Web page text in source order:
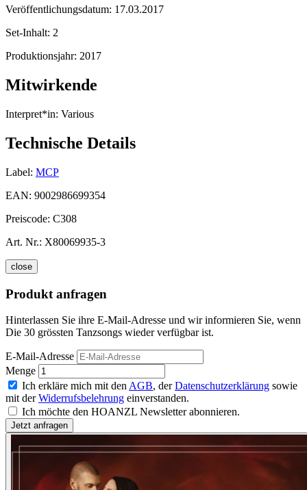
Veröffentlichungsdatum: 17.03.2017
Set-Inhalt: 2
Produktionsjahr: 2017
Mitwirkende
Interpret*in: Various
Technische Details
Label: MCP
EAN: 9002986699354
Preiscode: C308
Art. Nr.: X80069935-3
close
Produkt anfragen
Hinterlassen Sie ihre E-Mail-Adresse und wir informieren Sie, wenn
Die 30 grössten Tanzsongs wieder verfügbar ist.
E-Mail-Adresse
Menge
Ich erkläre mich mit den AGB, derDatenschutzerklärung sowie
mit derWiderrufsbelehrung einverstanden.
Ich möchte den HOANZL Newsletter abonnieren.